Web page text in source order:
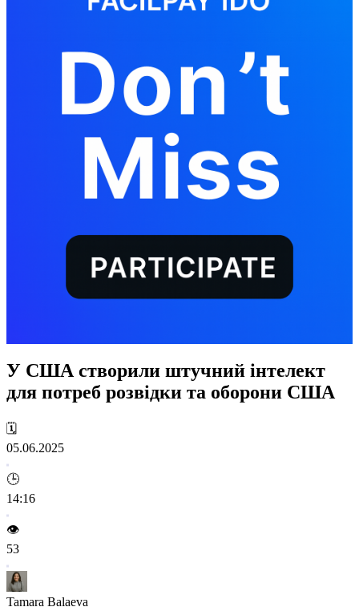
У США створили штучний інтелект
для потреб розвідки та оборони США
🗓️
05.06.2025
🕒
14:16
👁️
53
Tamara Balaeva